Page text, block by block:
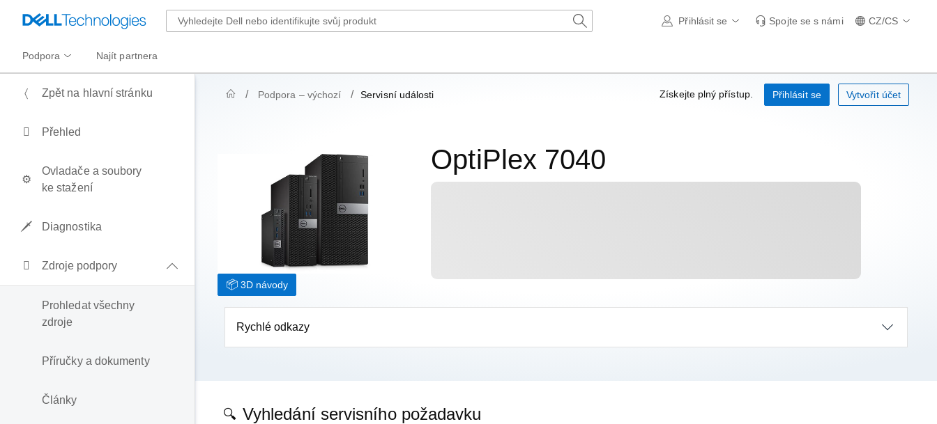
Přihlásit se Spojte se s námi CZ/CS
Podpora Najít partnera
Zpět na hlavní stránku
Přehled
Ovladače a soubory
ke stažení
Diagnostika
Zdroje podpory
Prohledat všechny
zdroje
Příručky a dokumenty
Články
Podpora – výchozí Servisní události Získejte plný přístup. Přihlásit se Vytvořit účet
3D návody
OptiPlex 7040
Rychlé odkazy
Vyhledání servisního požadavku